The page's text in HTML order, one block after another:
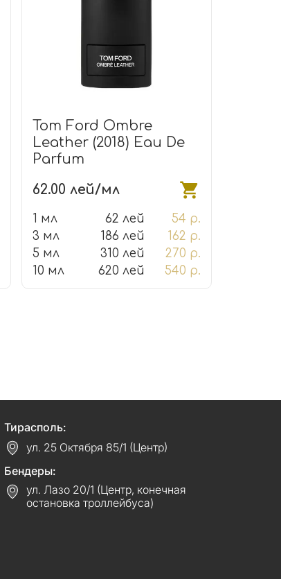
Tom Ford Ombre
Leather (2018) Eau De
Parfum
62.00 лей/мл
1 мл 62 лей
54 р.
3 мл
186 лей
162 р.
5 мл
310 лей
270 р.
10 мл
620 лей 540 р.
Тирасполь:
ул. 25 Октября 85/1 (Центр)
Бендеры:
ул. Лазо 20/1 (Центр, конечная
остановка троллейбуса)